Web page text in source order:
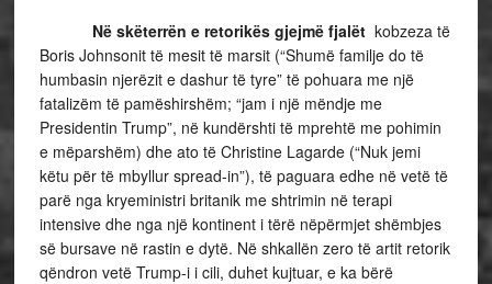
Në skëterrën e retorikës gjejmë fjalët kobzeza të
Boris Johnsonit të mesit të marsit (“Shumë familje do të
humbasin njerëzit e dashur të tyre” të pohuara me një
fatalizëm të pamëshirshëm; “jam i një mëndje me
Presidentin Trump”, në kundërshti të mprehtë me pohimin
e mëparshëm) dhe ato të Christine Lagarde (“Nuk jemi
këtu për të mbyllur spread-in”), të paguara edhe në vetë të
parë nga kryeministri britanik me shtrimin në terapi
intensive dhe nga një kontinent i tërë nëpërmjet shëmbjes
së bursave në rastin e dytë. Në shkallën zero të artit retorik
qëndron vetë Trump-i i cili, duhet kujtuar, e ka bërë